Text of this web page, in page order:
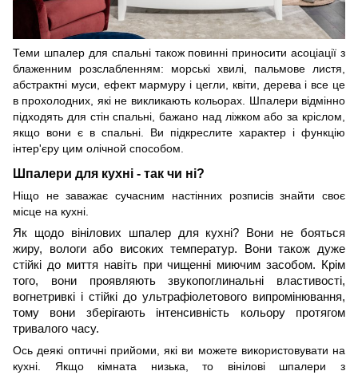
Теми шпалер для спальні також повинні приносити асоціації з
блаженним розслабленням: морські хвилі, пальмове листя,
абстрактні муси, ефект мармуру і цегли, квіти, дерева і все це
в прохолодних, які не викликають кольорах. Шпалери відмінно
підходять для стін спальні, бажано над ліжком або за кріслом,
якщо вони є в спальні. Ви підкреслите характер і функцію
інтер'єру цим олічной способом.
Шпалери для кухні - так чи ні?
Ніщо не заважає сучасним настінних розписів знайти своє
місце на кухні.
Як щодо вінілових шпалер для кухні? Вони не бояться
жиру, вологи або високих температур. Вони також дуже
стійкі до миття навіть при чищенні миючим засобом. Крім
того, вони проявляють звукопоглинальні властивості,
вогнетривкі і стійкі до ультрафіолетового випромінювання,
тому вони зберігають інтенсивність кольору протягом
тривалого часу.
Ось деякі оптичні прийоми, які ви можете використовувати на
кухні. Якщо кімната низька, то вінілові шпалери з